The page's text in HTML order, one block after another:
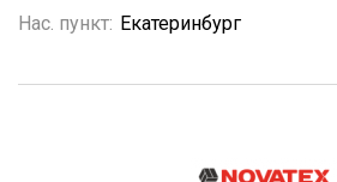
Нас. пункт: Екатеринбург